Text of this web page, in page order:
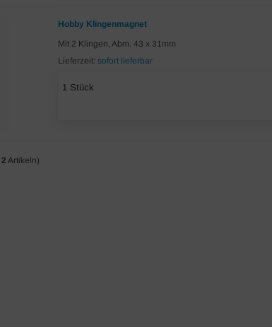
Hobby Klingenmagnet
Mit 2 Klingen, Abm. 43 x 31mm
Lieferzeit:sofort lieferbar
1 Stück
2 Artikeln)